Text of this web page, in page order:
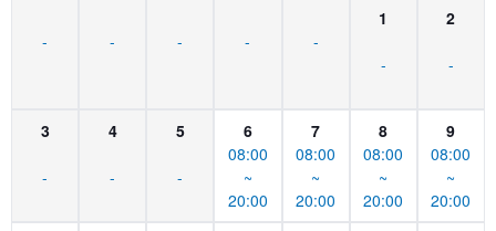
- - - - -
1
-
2
-
3
-
4
-
5
-
6
08:00
~
20:00
7
08:00
~
20:00
8
08:00
~
20:00
9
08:00
~
20:00